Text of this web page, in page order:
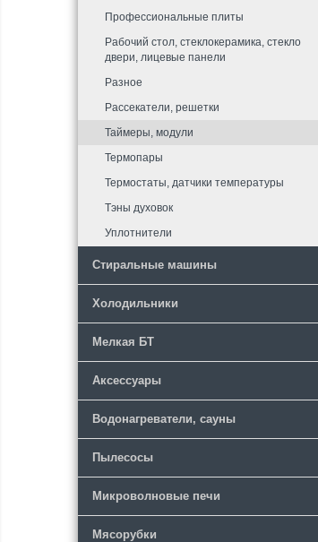
Профессиональные плиты
Рабочий стол, стеклокерамика, стекло
двери, лицевые панели
Разное
Рассекатели, решетки
Таймеры, модули
Термопары
Термостаты, датчики температуры
Тэны духовок
Уплотнители
Стиральные машины
Холодильники
Мелкая БТ
Аксессуары
Водонагреватели, сауны
Пылесосы
Микроволновые печи
Мясорубки